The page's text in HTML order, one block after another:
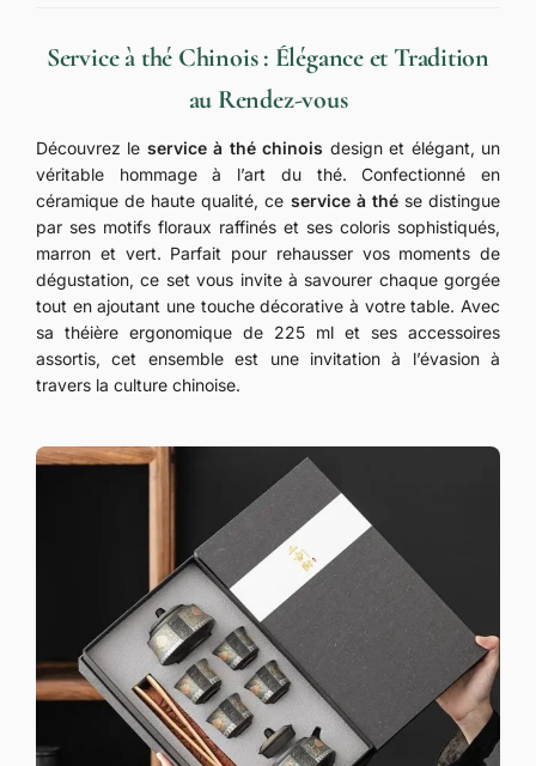
Service à thé Chinois : Élégance et Tradition
au Rendez-vous
Découvrez le service à thé chinois design et élégant, un
véritable hommage à l’art du thé. Confectionné en
céramique de haute qualité, ce service à thése distingue
par ses motifs floraux raffinés et ses coloris sophistiqués,
marron et vert. Parfait pour rehausser vos moments de
dégustation, ce set vous invite à savourer chaque gorgée
tout en ajoutant une touche décorative à votre table. Avec
sa théière ergonomique de 225 ml et ses accessoires
assortis, cet ensemble est une invitation à l’évasion à
travers la culture chinoise.